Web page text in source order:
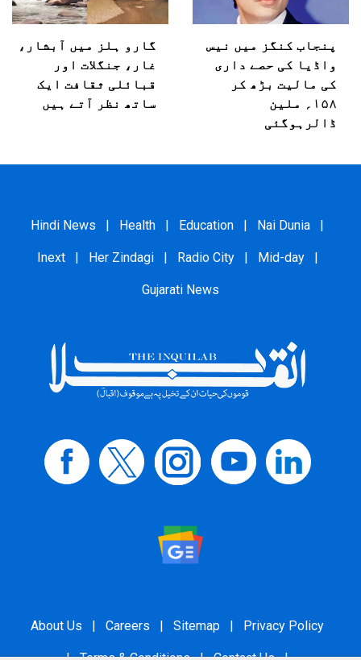
پنجاب کنگز میں نیس
واڈیا کی حصے داری
کی مالیت بڑھ کر
۱۵۸؍ ملین
ڈالرہوگئی
گارو ہلز میں آبشار،
غار، جنگلات اور
قبائلی ثقافت ایک
ساتھ نظر آتے ہیں
Hindi News | Health | Education | Nai Dunia |
Inext | Her Zindagi | Radio City | Mid-day |
Gujarati News
About Us | Careers | Sitemap | Privacy Policy